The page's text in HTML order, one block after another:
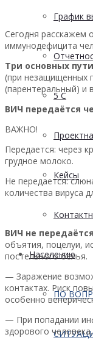
График
5 С
Кейсы
Населению
ПО
Сегодня расскажем
иммунодефицита
Три основных
(при незащищенных
(парентеральный) и
ВИЧ передаётся
ВАЖНО!
Передается: через
грудное молоко.
Не передается:
количества вируса
ВИЧ не
объятия, поцелуи,
постельного белья.
— Заражение
контактах. Риск
особенно
— При попадании
здорового человека.